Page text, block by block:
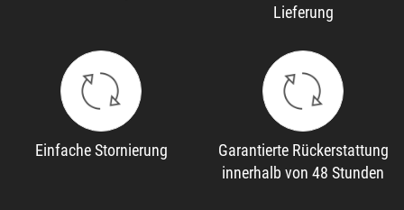
Lieferung
Einfache Stornierung
Garantierte Rückerstattung
innerhalb von 48 Stunden